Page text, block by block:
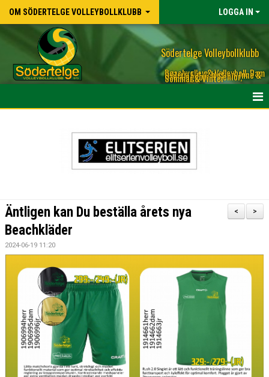
OM SÖDERTELGE VOLLEYBOLLKLUBB LOGGA IN
Södertelge Volleybollklubb
Beachvolley & Volleyboll, Dam
& Herr, Elit & Motion, Inne &
Ute, Ungdom & Senior,
Sommar & Vinter
KALENDER
DOKUMENT & BLANKETTER
SPONSORER
BÖRJA SPELA, AVGIFTER, BLI MEDLEM
>
<
Äntligen kan Du beställa årets nya
Beachkläder
2024-06-19 11:20